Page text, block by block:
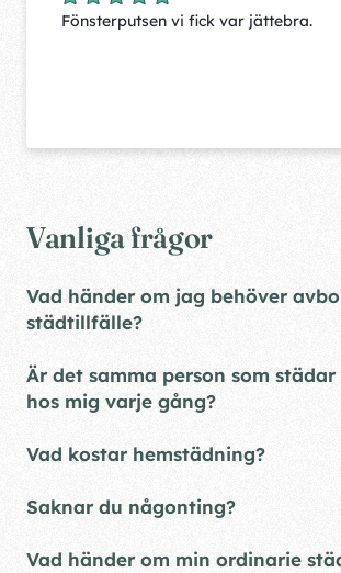
Fönsterputsen vi fick var jättebra.
Vanliga frågor
Vad händer om jag behöver
städtillfälle?
Är det samma person som städar
hos mig varje gång?
Vad kostar hemstädning?
Saknar du någonting?
Vad händer om min ordinarie